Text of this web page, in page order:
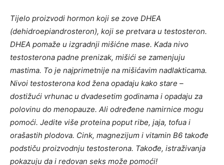
Tijelo proizvodi hormon koji se zove DHEA
(dehidroepiandrosteron), koji se pretvara u testosteron.
DHEA pomaže u izgradnji mišićne mase. Kada nivo
testosterona padne prenizak, mišići se zamenjuju
mastima. To je najprimetnije na mišićavim nadlakticama.
Nivoi testosterona kod žena opadaju kako stare –
dostižući vrhunac u dvadesetim godinama i opadaju za
polovinu do menopauze. Ali određene namirnice mogu
pomoći. Jedite više proteina poput ribe, jaja, tofua i
orašastih plodova. Cink, magnezijum i vitamin B6 takođe
podstiču proizvodnju testosterona. Takođe, istraživanja
pokazuju da i redovan seks može pomoći!